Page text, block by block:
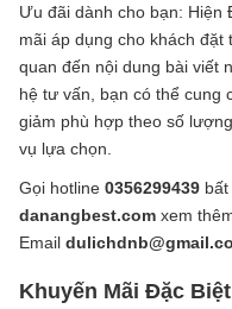
Ưu đãi dành cho bạn: Hiện
mãi áp dụng cho khách đặt
quan đến nội dung bài viết
hệ tư vấn, bạn có thể cung
giảm phù hợp theo số
vụ lựa chọn.
Gọi hotline0356299439
danangbest.com xem
Email
Khuyến Mãi Đặc